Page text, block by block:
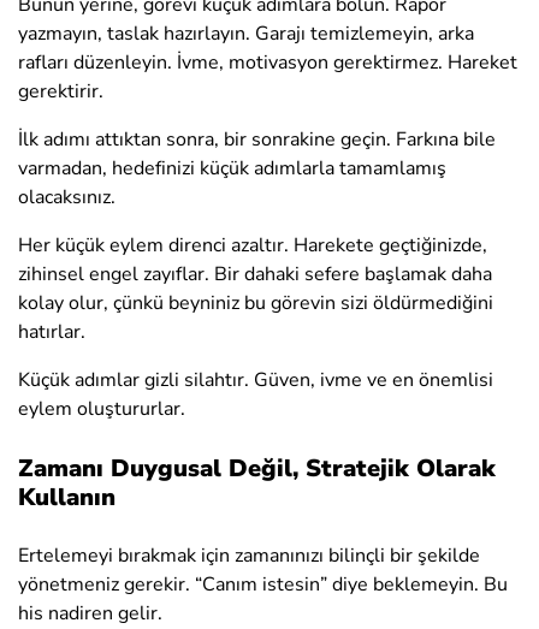
yazmayın, taslak hazırlayın. Garajı temizlemeyin, arka
rafları düzenleyin. İvme, motivasyon gerektirmez. Hareket
gerektirir.
İlk adımı attıktan sonra, bir sonrakine geçin. Farkına bile
varmadan, hedefinizi küçük adımlarla tamamlamış
olacaksınız.
Her küçük eylem direnci azaltır. Harekete geçtiğinizde,
zihinsel engel zayıflar. Bir dahaki sefere başlamak daha
kolay olur, çünkü beyniniz bu görevin sizi öldürmediğini
hatırlar.
Küçük adımlar gizli silahtır. Güven, ivme ve en önemlisi
eylem oluştururlar.
Zamanı Duygusal Değil, Stratejik Olarak
Kullanın
Ertelemeyi bırakmak için zamanınızı bilinçli bir şekilde
yönetmeniz gerekir. “Canım istesin” diye beklemeyin. Bu
his nadiren gelir.